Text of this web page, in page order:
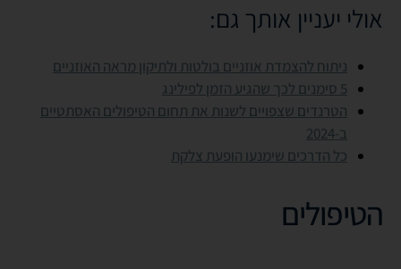
אולי יעניין אותך גם:
ניתוח להצמדת אוזניים בולטות ולתיקון מראה האוזניים
5 סימנים לכך שהגיע הזמן לפילינג
הטרנדים שצפויים לשנות את תחום הטיפולים האסתטיים
ב-2024
כל הדרכים שימנעו הופעת צלקת
הטיפולים